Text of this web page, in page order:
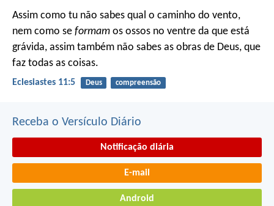
Assim como tu não sabes qual o caminho do vento,
nem como se formam os ossos no ventre da que está
grávida, assim também não sabes as obras de Deus, que
faz todas as coisas.
Eclesiastes 11:5 Deus compreensão
Receba o Versículo Diário
Notificação diária
E-mail
Android